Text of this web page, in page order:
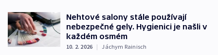
Nehtové salony stále používají
nebezpečné gely. Hygienici je našli v
každém osmém
10. 2. 2026 | Jáchym Rainisch